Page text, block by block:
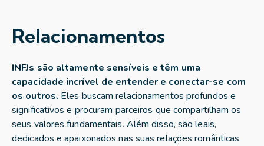
Relacionamentos
INFJs são altamente sensíveis e têm uma
capacidade incrível de entender e conectar-se com
os outros. Eles buscam relacionamentos profundos e
significativos e procuram parceiros que compartilham os
seus valores fundamentais. Além disso, são leais,
dedicados e apaixonados nas suas relações românticas.